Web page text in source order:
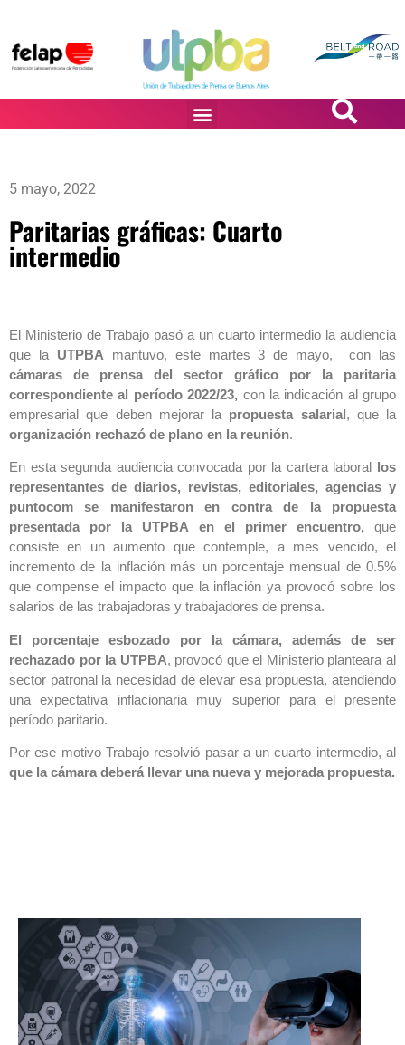
5 mayo, 2022
Paritarias gráficas: Cuarto
intermedio
El Ministerio de Trabajo pasó a un cuarto intermedio la audiencia
que la UTPBA mantuvo, este martes 3 de mayo, con las
cámaras de prensa del sector gráfico por la paritaria
correspondiente al período 2022/23, con la indicación al grupo
empresarial que deben mejorar la propuesta salarial, que la
organización rechazó de plano en la reunión.
En esta segunda audiencia convocada por la cartera laboral los
representantes de diarios, revistas, editoriales, agencias y
puntocom se manifestaron en contra de la propuesta
presentada por la UTPBA en el primer encuentro, que
consiste en un aumento que contemple, a mes vencido, el
incremento de la inflación más un porcentaje mensual de 0.5%
que compense el impacto que la inflación ya provocó sobre los
salarios de las trabajadoras y trabajadores de prensa.
El porcentaje esbozado por la cámara, además de ser
rechazado por la UTPBA, provocó que el Ministerio planteara al
sector patronal la necesidad de elevar esa propuesta, atendiendo
una expectativa inflacionaria muy superior para el presente
período paritario.
Por ese motivo Trabajo resolvió pasar a un cuarto intermedio, al
que la cámara deberá llevar una nueva y mejorada propuesta.